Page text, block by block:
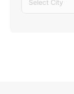
Select City